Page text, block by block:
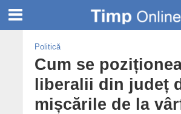
Politică
Cum se
liberalii din județ
mișcările de la